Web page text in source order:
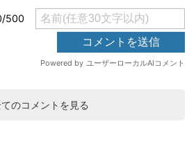
のコメントを見る